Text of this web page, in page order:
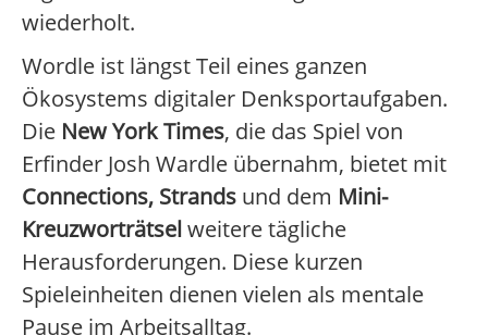
wiederholt.
Wordle ist längst Teil eines ganzen
Ökosystems digitaler Denksportaufgaben.
Die New York Times, die das Spiel von
Erfinder Josh Wardle übernahm, bietet mit
Connections, Strands und dem Mini-
Kreuzworträtselweitere tägliche
Herausforderungen. Diese kurzen
Spieleinheiten dienen vielen als mentale
Pause im Arbeitsalltag.